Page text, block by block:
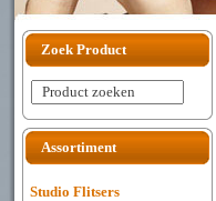
Zoek Product
Product zoeken
Assortiment
Studio Flitsers